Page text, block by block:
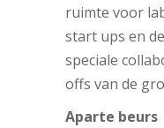
ruimte voor
start ups en
speciale
offs van de
Aparte beurs